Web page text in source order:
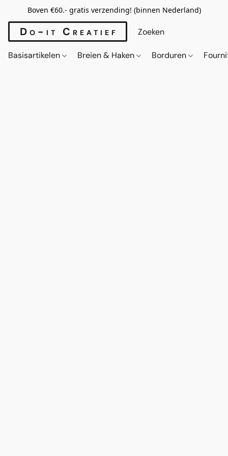
Boven €60.- gratis verzending! (binnen Nederland)
Do-it Creatief
Basisartikelen Breien & Haken Borduren